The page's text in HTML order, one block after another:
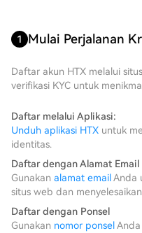
1 Mulai Perjalanan
Daftar akun HTX melalui
verifikasi KYC untuk
Daftar melalui Aplikasi:
Unduh aplikasi HTX untuk
identitas.
Daftar dengan Alamat Email
Gunakan alamat email Anda
situs web dan
Daftar dengan Ponsel
Gunakan nomor ponsel